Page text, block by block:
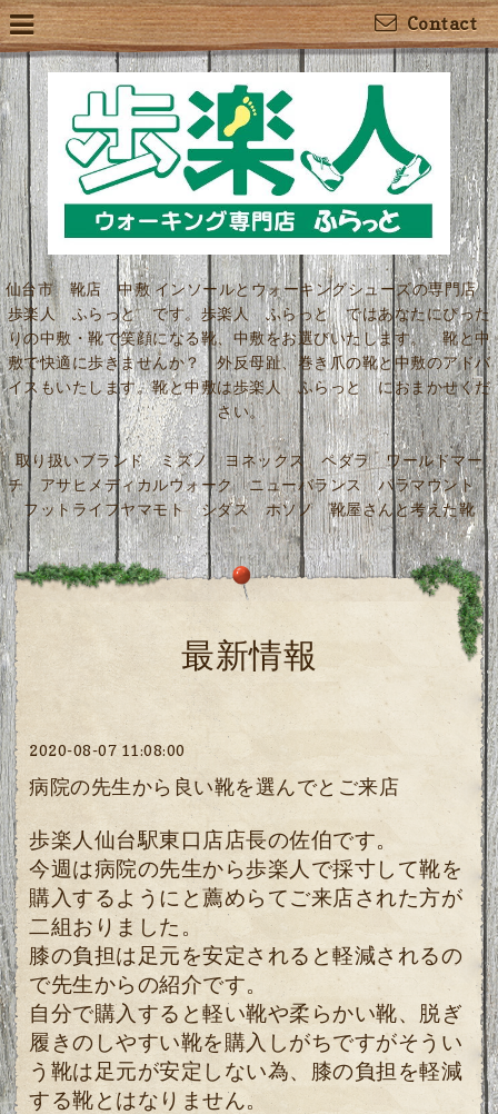
Contact
仙台市 靴店 中敷 インソールとウォーキングシューズの専門店
歩楽人 ふらっと です。歩楽人 ふらっと ではあなたにぴった
りの中敷・靴で笑顔になる靴、中敷をお選びいたします。 靴と中
敷で快適に歩きませんか？ 外反母趾、巻き爪の靴と中敷のアドバ
イスもいたします。靴と中敷は歩楽人 ふらっと におまかせくだ
さい。
取り扱いブランド ミズノ ヨネックス ペダラ ワールドマー
チ アサヒメディカルウォーク ニューバランス パラマウント
フットライフヤマモト シダス ホソノ 靴屋さんと考えた靴
最新情報
2020-08-07 11:08:00
病院の先生から良い靴を選んでとご来店
歩楽人仙台駅東口店店長の佐伯です。
今週は病院の先生から歩楽人で採寸して靴を
購入するようにと薦めらてご来店された方が
二組おりました。
膝の負担は足元を安定されると軽減されるの
で先生からの紹介です。
自分で購入すると軽い靴や柔らかい靴、脱ぎ
履きのしやすい靴を購入しがちですがそうい
う靴は足元が安定しない為、膝の負担を軽減
する靴とはなりません。